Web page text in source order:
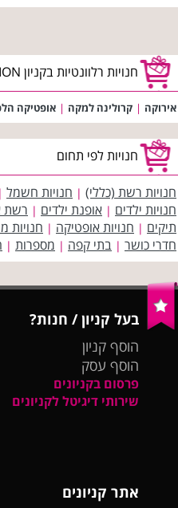
חנויות רלוונטיות בקניון BIG FASHION אשדוד
אירוקה | קרולינה למקה | אופטיקה
חנויות לפי תחום
חנויות רשת (כללי) | חנויות חשמל |
חנויות ילדים | אופנת ילדים | רשת
תיקים | חנויות אופטיקה | חנויות
חדרי כושר | בתי קפה | מספרות |
בעל קניון / חנות?
הוסף קניון
הוסף עסק
פרסום בקניונים
שירותי דיגיטל לקניונים
אתר קניונים